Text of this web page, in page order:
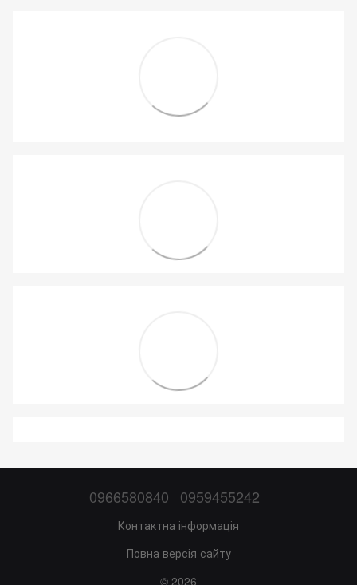
0966580840 0959455242
Контактна інформація
Повна версія сайту
© 2026